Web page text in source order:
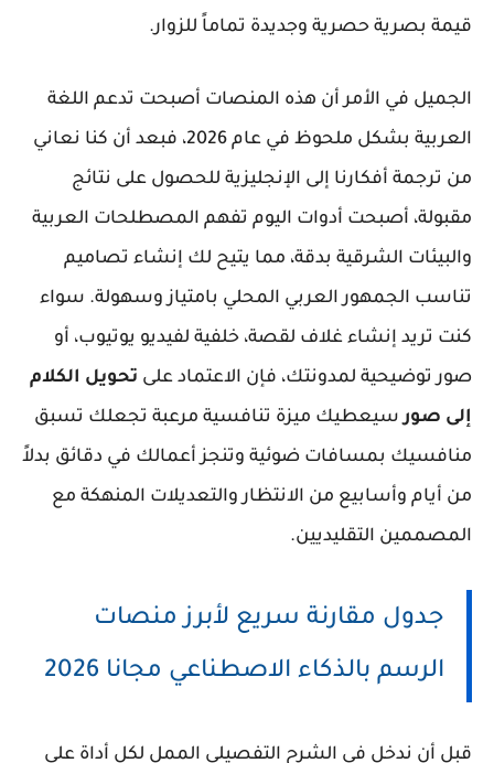
قيمة بصرية حصرية وجديدة تماماً للزوار.
الجميل في الأمر أن هذه المنصات أصبحت تدعم اللغة
العربية بشكل ملحوظ في عام 2026، فبعد أن كنا نعاني
من ترجمة أفكارنا إلى الإنجليزية للحصول على نتائج
مقبولة، أصبحت أدوات اليوم تفهم المصطلحات العربية
والبيئات الشرقية بدقة، مما يتيح لك إنشاء تصاميم
تناسب الجمهور العربي المحلي بامتياز وسهولة. سواء
كنت تريد إنشاء غلاف لقصة، خلفية لفيديو يوتيوب، أو
صور توضيحية لمدونتك، فإن الاعتماد على تحويل الكلام
إلى صورسيعطيك ميزة تنافسية مرعبة تجعلك تسبق
منافسيك بمسافات ضوئية وتنجز أعمالك في دقائق بدلاً
من أيام وأسابيع من الانتظار والتعديلات المنهكة مع
المصممين التقليديين.
جدول مقارنة سريع لأبرز منصات
الرسم بالذكاء الاصطناعي مجانا 2026
قبل أن ندخل في الشرح التفصيلي الممل لكل أداة على